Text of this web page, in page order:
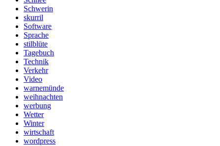
Schwerin
skurril
Software
Sprache
stilblüte
Tagebuch
Technik
Verkehr
Video
warnemünde
weihnachten
werbung
Wetter
Winter
wirtschaft
wordpress